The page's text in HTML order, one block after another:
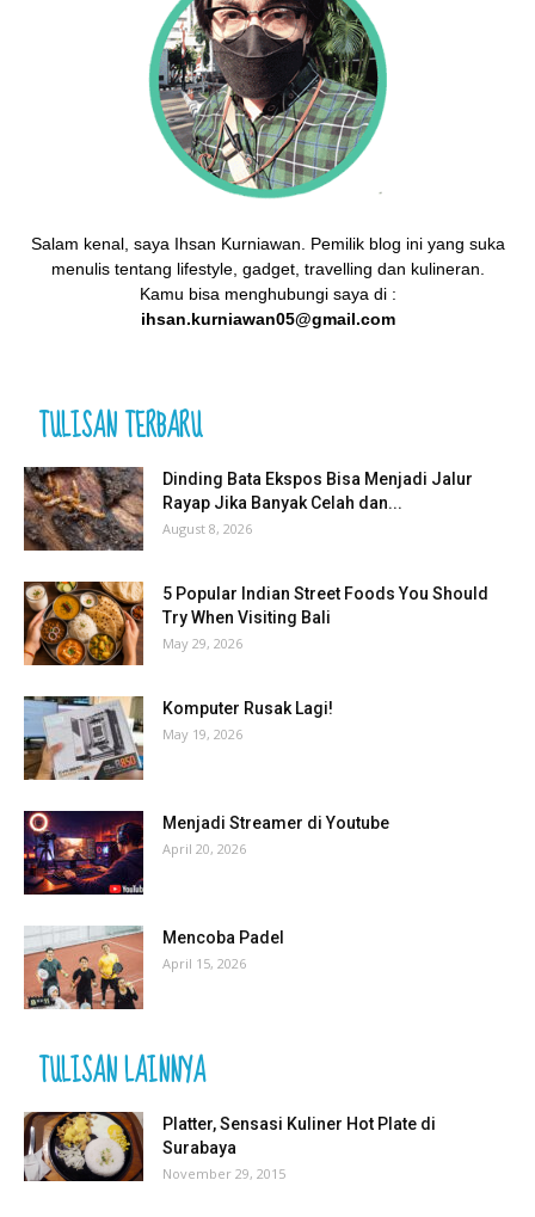
Salam kenal, saya Ihsan Kurniawan. Pemilik blog ini yang suka
menulis tentang lifestyle, gadget, travelling dan kulineran.
Kamu bisa menghubungi saya di :
ihsan.kurniawan05@gmail.com
TULISAN TERBARU
Dinding Bata Ekspos Bisa Menjadi Jalur
Rayap Jika Banyak Celah dan...
August 8, 2026
5 Popular Indian Street Foods You Should
Try When Visiting Bali
May 29, 2026
Komputer Rusak Lagi!
May 19, 2026
Menjadi Streamer di Youtube
April 20, 2026
Mencoba Padel
April 15, 2026
TULISAN LAINNYA
Platter, Sensasi Kuliner Hot Plate di
Surabaya
November 29, 2015